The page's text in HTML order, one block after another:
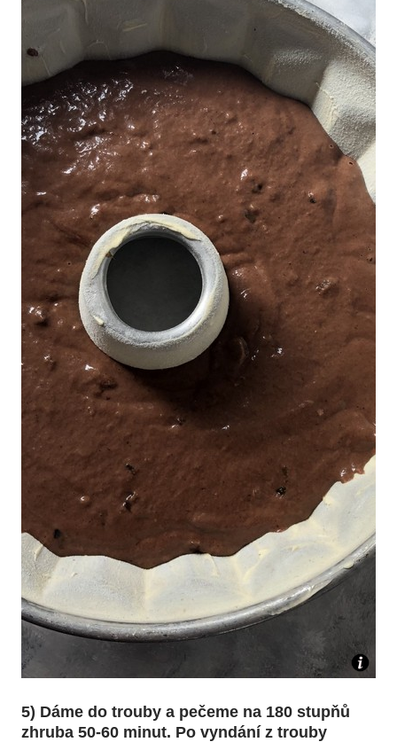
5) Dáme do trouby a pečeme na 180 stupňů
zhruba 50-60 minut. Po vyndání z trouby